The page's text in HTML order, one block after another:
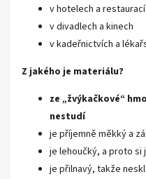
v hotelech a
v divadlech a kinech
v kadeřnictvích a
Z jakého je materiálu?
ze „žvýkačkové“
nestudí
je příjemně měkký a
je lehoučký, a proto si
je přilnavý, takže